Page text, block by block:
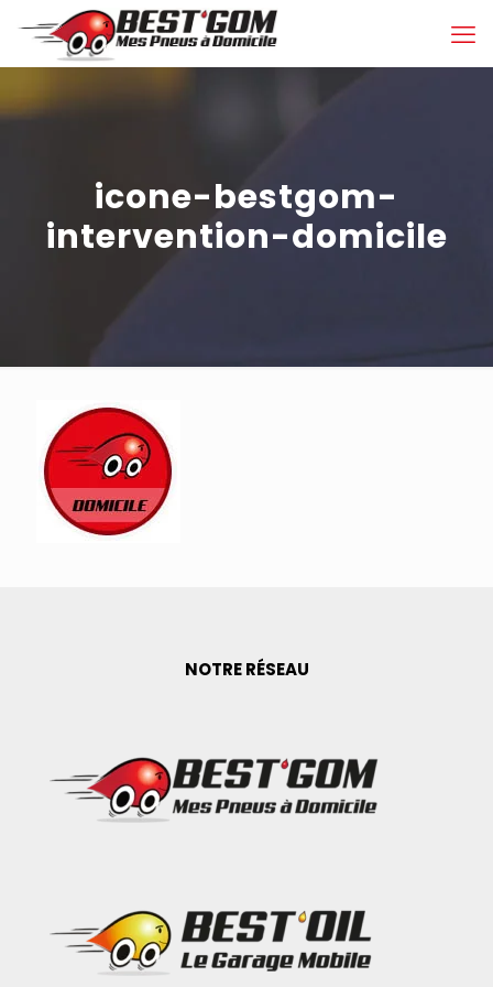
icone-bestgom-
intervention-domicile
NOTRE RÉSEAU